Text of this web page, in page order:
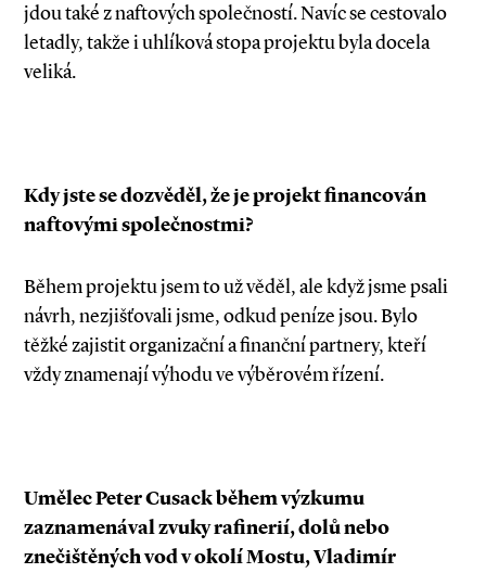
jdou také z naftových společností. Navíc se cestovalo
letadly, takže i uhlíková stopa projektu byla docela
veliká.
Kdy jste se dozvěděl, že je projekt financován
naftovými společnostmi?
Během projektu jsem to už věděl, ale když jsme psali
návrh, nezjišťovali jsme, odkud peníze jsou. Bylo
těžké zajistit organizační a finanční partnery, kteří
vždy znamenají výhodu ve výběrovém řízení.
Umělec Peter Cusack během výzkumu
zaznamenával zvuky rafinerií, dolů nebo
znečištěných vod v okolí Mostu, Vladimír